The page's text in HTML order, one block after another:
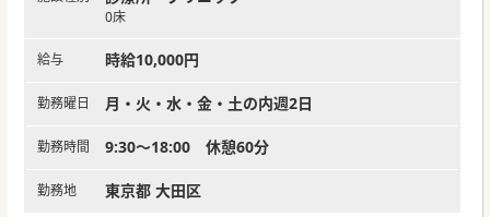
0床
給与 時給10,000円
勤務曜日 月・火・水・金・土の内週2日
勤務時間 9:30～18:00 休憩60分
勤務地 東京都 大田区